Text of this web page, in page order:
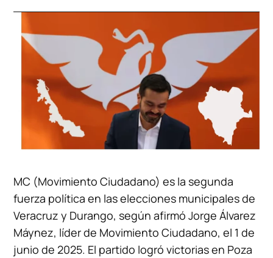
MC (Movimiento Ciudadano) es la segunda
fuerza política en las elecciones municipales de
Veracruz y Durango, según afirmó Jorge Álvarez
Máynez, líder de Movimiento Ciudadano, el 1 de
junio de 2025. El partido logró victorias en Poza